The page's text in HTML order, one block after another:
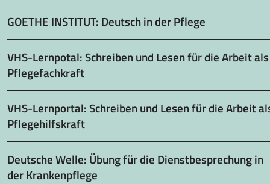
GOETHE INSTITUT: Deutsch in der Pflege
VHS-Lernpotal: Schreiben und Lesen für die Arbeit als
Pflegefachkraft
VHS-Lernportal: Schreiben und Lesen für die Arbeit
Pflegehilfskraft
Deutsche Welle: Übung für die Dienstbesprechung in
der Krankenpflege